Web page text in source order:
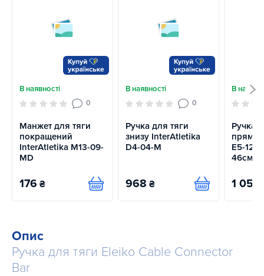
В наявності
0
Манжет для тяги
покращений
InterAtletika M13-09-
MD
176 ₴ Купити
В наявності
0
Ручка для тяги
знизу InterAtletika
D4-04-M
968 ₴ Купити
В
Ручка
пряма
E5-12-
46см
1 056
Опис
Ручка для тяги Eleiko Cable Connector
Bar